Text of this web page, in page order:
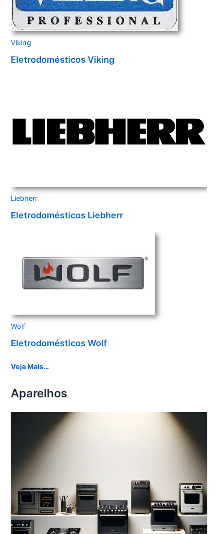
Viking
Eletrodomésticos Viking
Liebherr
Eletrodomésticos Liebherr
Wolf
Eletrodomésticos Wolf
Veja Mais…
Aparelhos